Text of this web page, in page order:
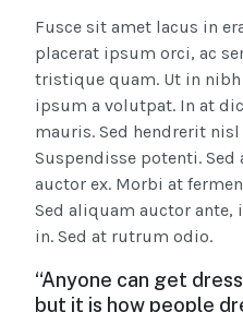
Fusce sit amet lacus in
placerat ipsum orci, ac
tristique quam. Ut in nibh
ipsum a volutpat. In at
mauris. Sed hendrerit
Suspendisse potenti.
auctor ex. Morbi at
Sed aliquam auctor
in. Sed at rutrum odio.
“Anyone can get
but it is how people